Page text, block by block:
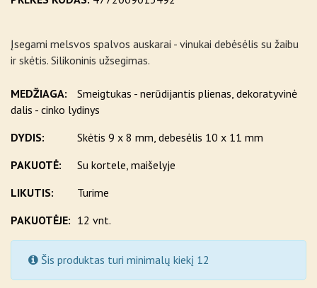
Įsegami melsvos spalvos auskarai - vinukai debėsėlis su žaibu
ir skėtis. Silikoninis užsegimas.
MEDŽIAGA:
Smeigtukas - nerūdijantis plienas, dekoratyvinė
dalis - cinko lydinys
DYDIS:
Skėtis 9 x 8 mm, debesėlis 10 x 11 mm
PAKUOTĖ:
Su kortele, maišelyje
LIKUTIS:
Turime
PAKUOTĖJE: 12 vnt.
Šis produktas turi minimalų kiekį 12